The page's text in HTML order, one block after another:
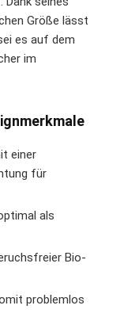
Größe lässt
es auf dem
im
einer
für
als
Bio-
problemlos